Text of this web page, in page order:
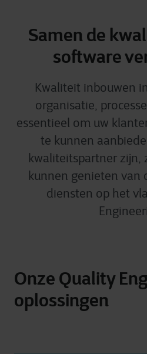
Samen de
software
Kwaliteit inbouwen
organisatie,
essentieel om uw
te kunnen
kwaliteitspartner zijn,
kunnen genieten van
diensten op het
Onze Quality
oplossingen